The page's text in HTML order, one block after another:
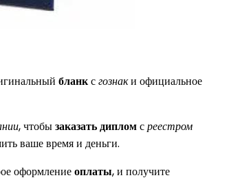
бланксгознаки официальное
, чтобызаказать дипломсреестром
ваше время и деньги.
оформлениеоплаты, и получите